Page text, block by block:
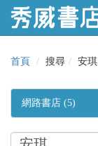
首頁 搜尋 安琪
網路書店 (5)